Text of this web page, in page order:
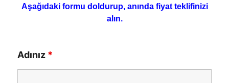
Aşağıdaki formu doldurup, anında fiyat teklifinizi
alın.
Adınız *